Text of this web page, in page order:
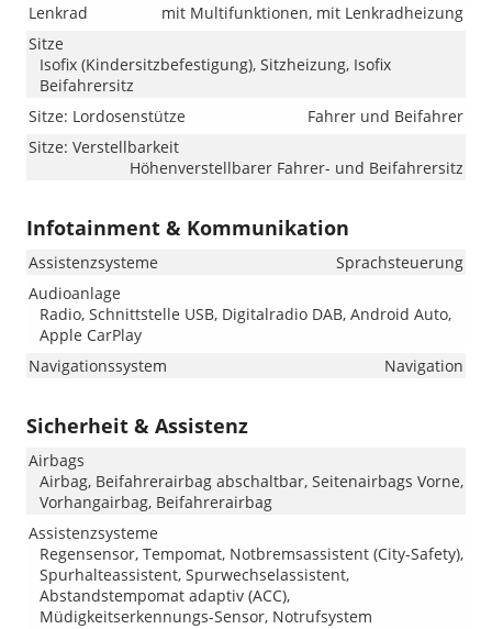
Lenkrad
mit Multifunktionen, mit Lenkradheizung
Sitze
Isofix (Kindersitzbefestigung), Sitzheizung, Isofix
Beifahrersitz
Sitze: Lordosenstütze
Fahrer und Beifahrer
Sitze: Verstellbarkeit
Höhenverstellbarer Fahrer- und Beifahrersitz
Infotainment & Kommunikation
Assistenzsysteme
Sprachsteuerung
Audioanlage
Radio, Schnittstelle USB, Digitalradio DAB, Android Auto,
Apple CarPlay
Navigationssystem
Navigation
Sicherheit & Assistenz
Airbags
Airbag, Beifahrerairbag abschaltbar, Seitenairbags Vorne,
Vorhangairbag, Beifahrerairbag
Assistenzsysteme
Regensensor, Tempomat, Notbremsassistent (City-Safety),
Spurhalteassistent, Spurwechselassistent,
Abstandstempomat adaptiv (ACC),
Müdigkeitserkennungs-Sensor, Notrufsystem